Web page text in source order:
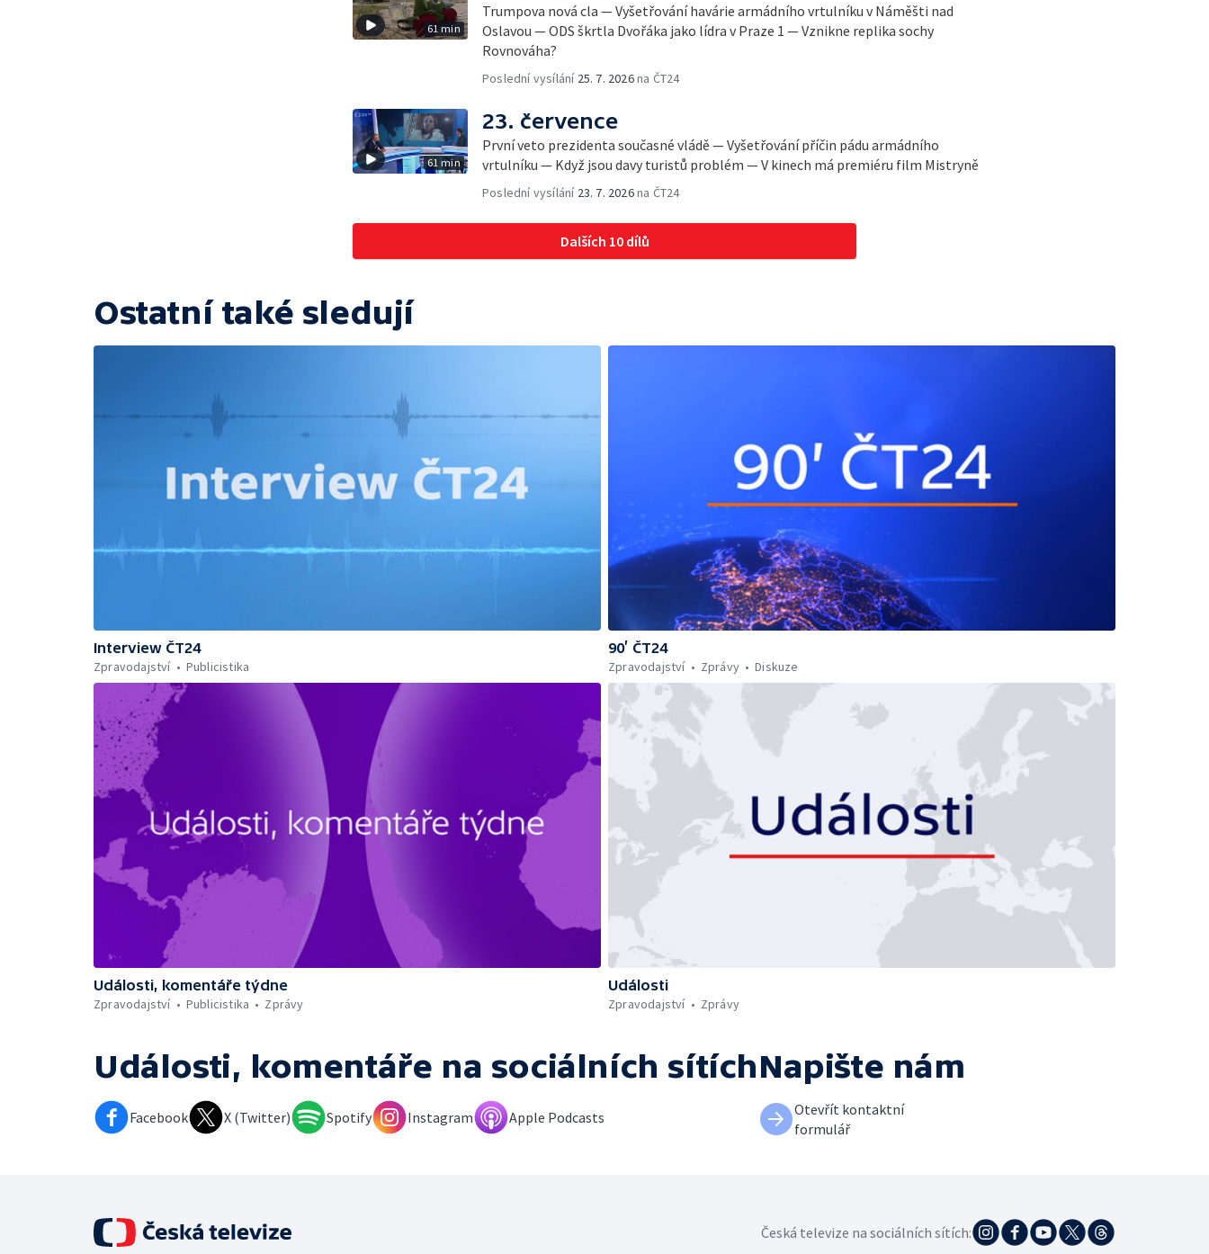
61 min
Trumpova nová cla — Vyšetřování havárie armádního vrtulníku v Náměšti nad
Oslavou — ODS škrtla Dvořáka jako lídra v Praze 1 — Vznikne replika sochy
Rovnováha?
Poslední vysílání 25. 7. 2026na ČT24
61 min
23. července
První veto prezidenta současné vládě — Vyšetřování příčin pádu armádního
vrtulníku — Když jsou davy turistů problém — V kinech má premiéru film Mistryně
Poslední vysílání 23. 7. 2026na ČT24
Dalších 10 dílů
Ostatní také sledují
Interview ČT24
Zpravodajství
Publicistika
90’ ČT24
Zpravodajství
Zprávy Diskuze
Události, komentáře týdne
Zpravodajství
Publicistika Zprávy
Události
Zpravodajství
Zprávy
Události, komentáře na sociálních sítích
Facebook X (Twitter) Spotify Instagram Apple Podcasts
Napište nám
Otevřít kontaktní
formulář
Česká televize na sociálních sítích: